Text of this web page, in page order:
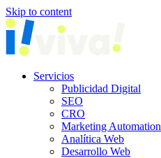
Skip to content
Servicios
Publicidad Digital
SEO
CRO
Marketing Automation
Analítica Web
Desarrollo Web